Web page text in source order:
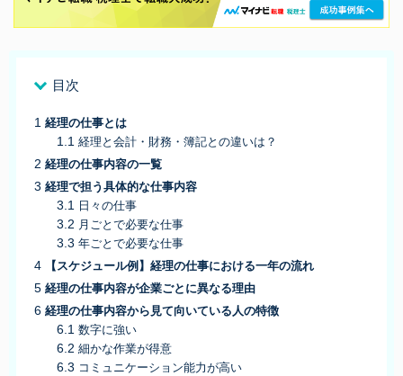
目次
経理の仕事とは
経理と会計・財務・簿記との違いは？
経理の仕事内容の一覧
経理で担う具体的な仕事内容
日々の仕事
月ごとで必要な仕事
年ごとで必要な仕事
【スケジュール例】経理の仕事における一年の流れ
経理の仕事内容が企業ごとに異なる理由
経理の仕事内容から見て向いている人の特徴
数字に強い
細かな作業が得意
コミュニケーション能力が高い